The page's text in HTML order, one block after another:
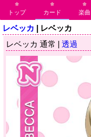
トップ カード 楽曲
レベッカ | レベッカ
レベッカ 通常 | 透過